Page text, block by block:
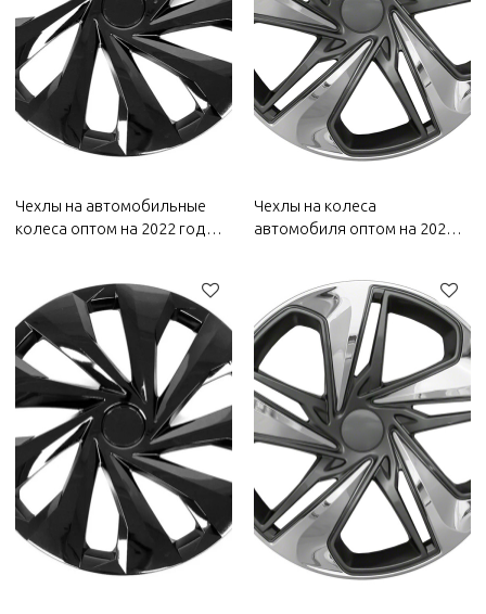
Чехлы на автомобильные
колеса оптом на 2022 год
пыленепроницаемость и
водонепроницаемость,
легкость очистки |
Автозапчасти для кузова
Bestune
Чехлы на колеса
автомобиля оптом на 2022
пыленепроницаемость и
водонепроницаемость,
легкость очистки |
Автозапчасти для кузова
Bestune